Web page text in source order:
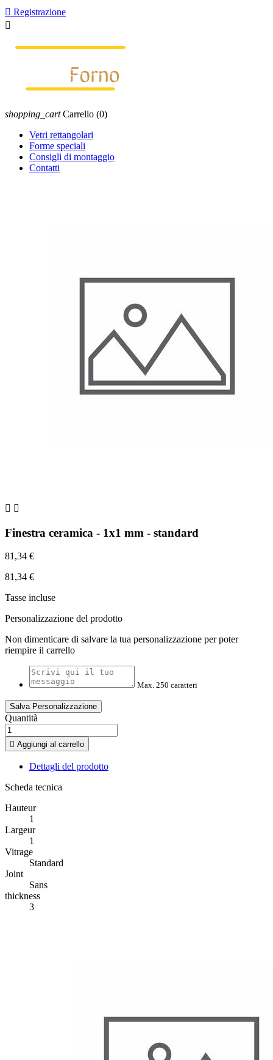
 Registrazione

shopping_cart Carrello (0)
Vetri rettangolari
Forme speciali
Consigli di montaggio
Contatti
 
Finestra ceramica - 1x1 mm - standard
81,34 €
81,34 €
Tasse incluse
Personalizzazione del prodotto
Non dimenticare di salvare la tua personalizzazione per poter
riempire il carrello
Max. 250 caratteri
Salva Personalizzazione
Quantità
 Aggiungi al carrello
Dettagli del prodotto
Scheda tecnica
Hauteur
1
Largeur
1
Vitrage
Standard
Joint
Sans
thickness
3